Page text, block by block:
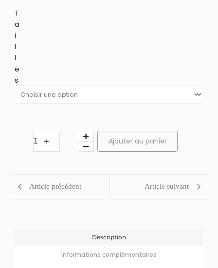
T
a
i
l
l
e
s
Ajouter au panier
Article précédent Article suivant
Description
Informations complémentaires